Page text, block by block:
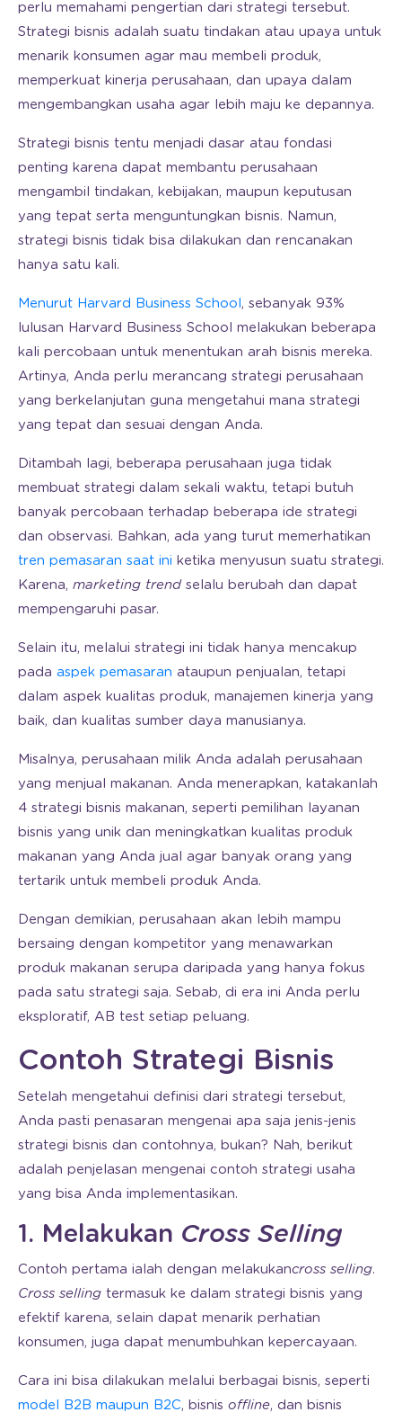
perlu memahami pengertian dari strategi tersebut.
Strategi bisnis adalah suatu tindakan atau upaya untuk
menarik konsumen agar mau membeli produk,
memperkuat kinerja perusahaan, dan upaya dalam
mengembangkan usaha agar lebih maju ke depannya.
Strategi bisnis tentu menjadi dasar atau fondasi
penting karena dapat membantu perusahaan
mengambil tindakan, kebijakan, maupun keputusan
yang tepat serta menguntungkan bisnis. Namun,
strategi bisnis tidak bisa dilakukan dan rencanakan
hanya satu kali.
Menurut Harvard Business School, sebanyak 93%
lulusan Harvard Business School melakukan beberapa
kali percobaan untuk menentukan arah bisnis mereka.
Artinya, Anda perlu merancang strategi perusahaan
yang berkelanjutan guna mengetahui mana strategi
yang tepat dan sesuai dengan Anda.
Ditambah lagi, beberapa perusahaan juga tidak
membuat strategi dalam sekali waktu, tetapi butuh
banyak percobaan terhadap beberapa ide strategi
dan observasi. Bahkan, ada yang turut memerhatikan
tren pemasaran saat ini ketika menyusun suatu strategi.
Karena, marketing trend selalu berubah dan dapat
mempengaruhi pasar.
Selain itu, melalui strategi ini tidak hanya mencakup
pada aspek pemasaran ataupun penjualan, tetapi
dalam aspek kualitas produk, manajemen kinerja yang
baik, dan kualitas sumber daya manusianya.
Misalnya, perusahaan milik Anda adalah perusahaan
yang menjual makanan. Anda menerapkan, katakanlah
4 strategi bisnis makanan, seperti pemilihan layanan
bisnis yang unik dan meningkatkan kualitas produk
makanan yang Anda jual agar banyak orang yang
tertarik untuk membeli produk Anda.
Dengan demikian, perusahaan akan lebih mampu
bersaing dengan kompetitor yang menawarkan
produk makanan serupa daripada yang hanya fokus
pada satu strategi saja. Sebab, di era ini Anda perlu
eksploratif, AB test setiap peluang.
Contoh Strategi Bisnis
Setelah mengetahui definisi dari strategi tersebut,
Anda pasti penasaran mengenai apa saja jenis-jenis
strategi bisnis dan contohnya, bukan? Nah, berikut
adalah penjelasan mengenai contoh strategi usaha
yang bisa Anda implementasikan.
1. Melakukan Cross Selling
Contoh pertama ialah dengan melakukancross selling.
Cross selling termasuk ke dalam strategi bisnis yang
efektif karena, selain dapat menarik perhatian
konsumen, juga dapat menumbuhkan kepercayaan.
Cara ini bisa dilakukan melalui berbagai bisnis, seperti
model B2B maupun B2C, bisnis offline, dan bisnis